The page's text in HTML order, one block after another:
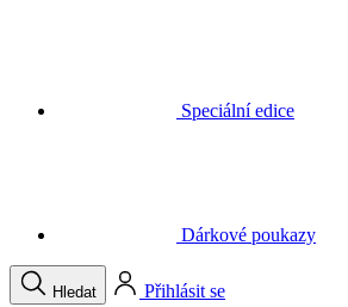
Váš košík je prázdný
Menu Zavřít
Volat